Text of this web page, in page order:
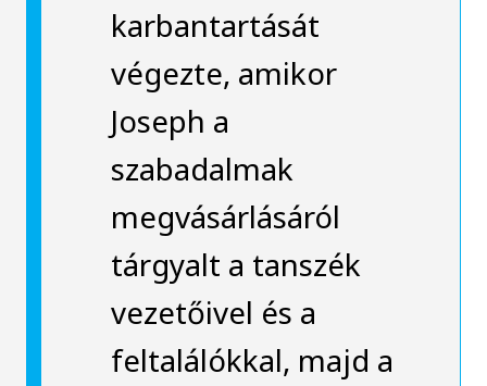
karbantartását
végezte, amikor
Joseph a
szabadalmak
megvásárlásáról
tárgyalt a tanszék
vezetőivel és a
feltalálókkal, majd a